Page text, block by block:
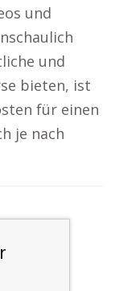
und
und
bieten, ist
für einen
je nach